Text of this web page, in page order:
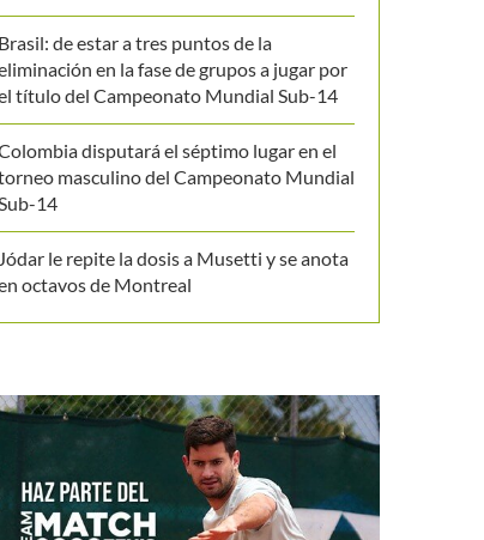
Brasil: de estar a tres puntos de la
en la fase de grupos a jugar por
título del Campeonato Mundial Sub-14
disputará el séptimo lugar en el
masculino del Campeonato Mundial
14
Jódar le repite la dosis a Musetti y se anota
octavos de Montreal